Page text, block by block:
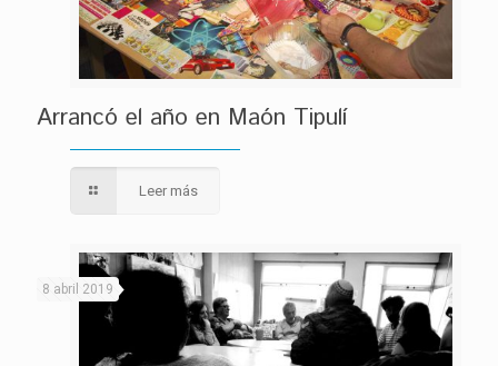
Arrancó el año en Maón Tipulí
Leer más
8 abril 2019